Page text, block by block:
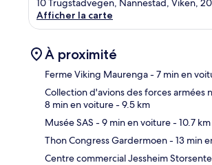
Afficher la carte
À proximité
Ferme Viking Maurenga- 7 min en
Collection d'avions des forces armées
8 min en voiture- 9.5 km
Musée SAS - 9 min en voiture- 10.7 km
Thon Congress Gardermoen- 13 min
Centre commercial Jessheim